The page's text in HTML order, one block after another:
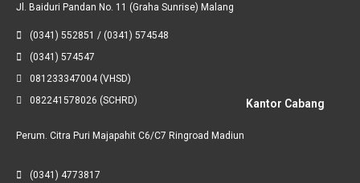
Jl. Baiduri Pandan No. 11 (Graha Sunrise) Malang
(0341) 552851 / (0341) 574548
(0341) 574547
081233347004 (VHSD)
082241578026 (SCHRD)
Kantor Cabang
Perum. Citra Puri Majapahit C6/C7 Ringroad Madiun
(0341) 4773817